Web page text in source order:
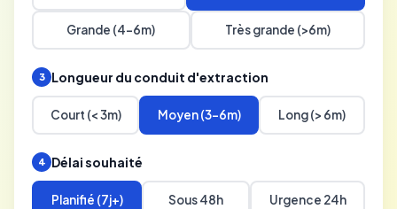
Grande (4-6m) Très grande (>6m)
3 Longueur du conduit d'extraction
Court (< 3m) Moyen (3-6m) Long (> 6m)
4 Délai souhaité
Planifié (7j+) Sous 48h Urgence 24h